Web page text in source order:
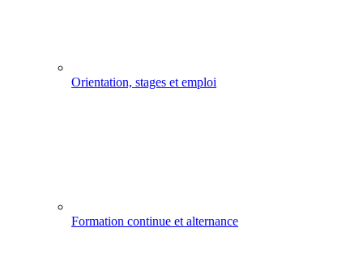
Orientation, stages et emploi
Formation continue et alternance